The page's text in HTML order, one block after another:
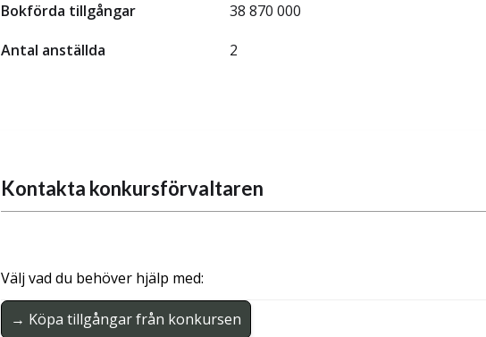
Bokförda tillgångar
38 870 000
Antal anställda
2
Kontakta konkursförvaltaren
Välj vad du behöver hjälp med:
→ Köpa tillgångar från konkursen